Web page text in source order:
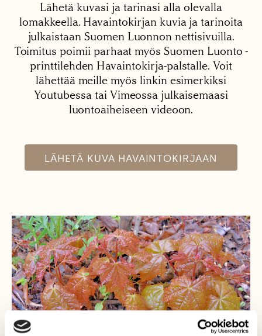
Lähetä kuvasi ja tarinasi alla olevalla
lomakkeella. Havaintokirjan kuvia ja tarinoita
julkaistaan Suomen Luonnon nettisivuilla.
Toimitus poimii parhaat myös Suomen Luonto -
printtilehden Havaintokirja-palstalle. Voit
lähettää meille myös linkin esimerkiksi
Youtubessa tai Vimeossa julkaisemaasi
luontoaiheiseen videoon.
LÄHETÄ KUVA HAVAINTOKIRJAAN